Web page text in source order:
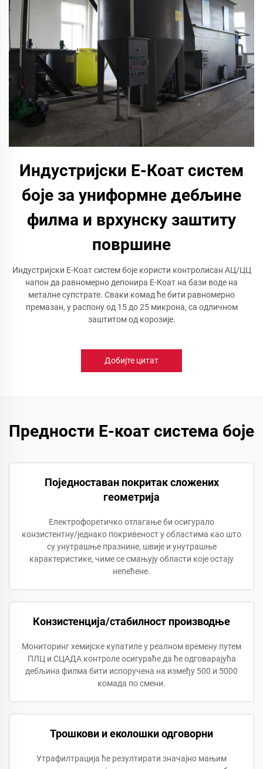
Индустријски Е-Коат систем
боје за униформне дебљине
филма и врхунску заштиту
површине
Индустријски Е-Коат систем боје користи контролисан АЦ/ЦЦ
напон да равномерно депонира Е-Коат на бази воде на
металне супстрате. Сваки комад ће бити равномерно
премазан, у распону од 15 до 25 микрона, са одличном
заштитом од корозије.
Добијте цитат
Предности Е-коат система боје
Поједноставан покритак сложених
геометрија
Електрофоретичко отлагање би осигурало
конзистентну/једнако покривеност у областима као што
су унутрашње празнине, швије и унутрашње
карактеристике, чиме се смањују области које остају
непећене.
Конзистенција/стабилност производње
Мониторинг хемијске купатиле у реалном времену путем
ПЛЦ и СЦАДА контроле осигураће да ће одговарајућа
дебљина филма бити испоручена на између 500 и 5000
комада по смени.
Трошкови и еколошки одговорни
Утрафилтрација ће резултирати значајно мањим